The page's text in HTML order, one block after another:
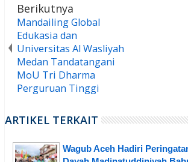
Berikutnya
Mandailing Global
Edukasia dan
Universitas Al Wasliyah
Medan Tandatangani
MoU Tri Dharma
Perguruan Tinggi
ARTIKEL TERKAIT
Wagub Aceh Hadiri